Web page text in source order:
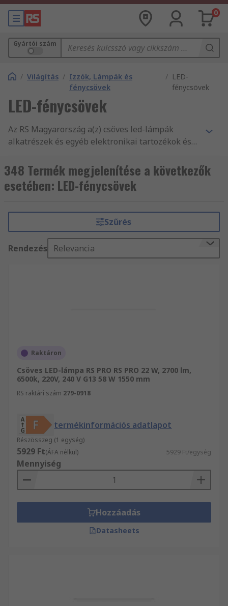
0
Gyártói szám
/ Világítás / Izzók, Lámpák és
fénycsövek
/ LED-
fénycsövek
LED-fénycsövek
Az RS Magyarország a(z) csöves led-lámpák
alkatrészek és egyéb elektronikai tartozékok és
Versenyképes árak, az iparág által jóváhagyott
termékek, illetve vevőszolgálatunk kitűnő
minősége az, amivel folyamatosan alátámasztjuk
ismertek vagyunk, és mi kerülünk szóba, amikor
vállalatok csöves led-lámpák, csöves led-lámpák
és gls led-lámpák termékeket szertnének
rendelni.
348 Termék megjelenítése a következők
esetében: LED-fénycsövek
Szűrés
Rendezés Relevancia
Raktáron
Csöves LED-lámpa RS PRO RS PRO 22 W, 2700 lm,
6500k, 220V, 240 V G13 58 W 1550 mm
RS raktári szám 279-0918
termékinformációs adatlapot
Részösszeg (1 egység)
5929 Ft(ÁFA nélkül) 5929 Ft/egység
Mennyiség
Hozzáadás
Datasheets